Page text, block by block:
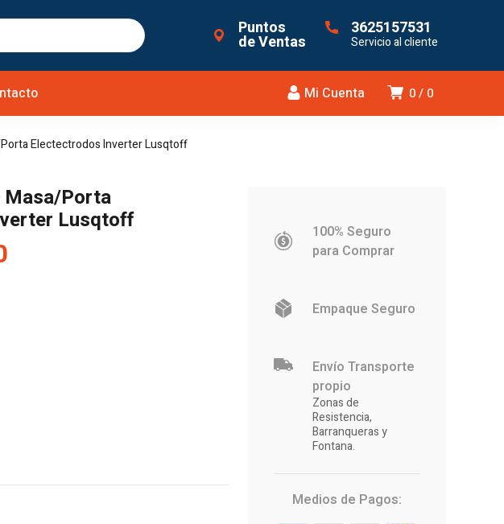
Puntos
de Ventas
3625157531
Servicio al cliente
0 0
Mi Cuenta
Electectrodos Inverter Lusqtoff
Masa/Porta
Lusqtoff
100% Seguro
para Comprar
Empaque Seguro
Envío Transporte
propio
Zonas de
Resistencia,
Barranqueras y
Fontana.
Medios de Pagos: